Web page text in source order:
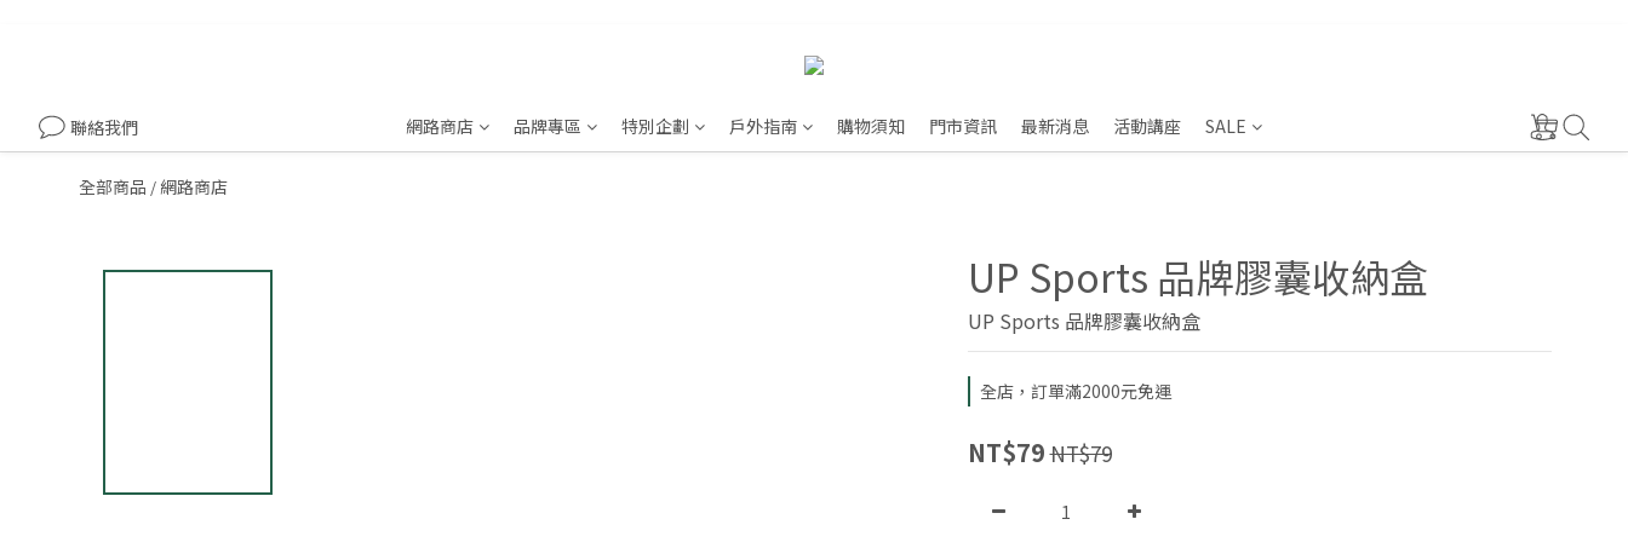
聯絡我們 網路商店 品牌專區 特別企劃 戶外指南 購物須知 門市資訊 最新消息 活動講座 SALE
全部商品 / 網路商店
UP Sports 品牌膠囊收納盒
UP Sports 品牌膠囊收納盒
全店，訂單滿2000元免運
NT$79NT$79